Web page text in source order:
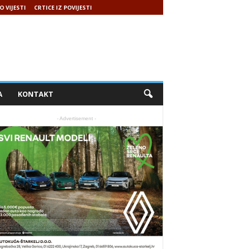
VIJESTI CRTICE IZ POVIJESTI
KONTAKT
- Advertisement -